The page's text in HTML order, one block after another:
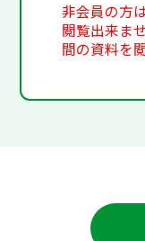
非会員の方
閲覧出来ま
間の資料を